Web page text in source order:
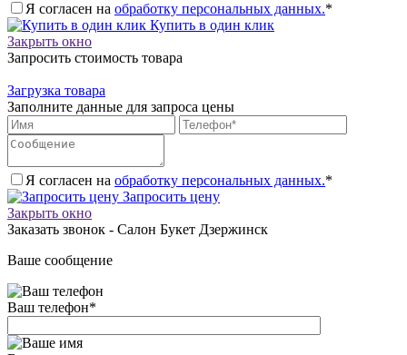
Я согласен на обработку персональных данных.*
Купить в один клик
Закрыть окно
Запросить стоимость товара
Загрузка товара
Заполните данные для запроса цены
Я согласен на обработку персональных данных.*
Запросить цену
Закрыть окно
Заказать звонок - Салон Букет Дзержинск
Ваше сообщение
Ваш телефон*